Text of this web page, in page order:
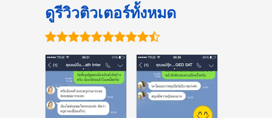
ดูรีวิวติวเตอร์ทั้งหมด